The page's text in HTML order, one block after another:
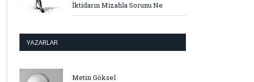
İktidarın Mizahla Sorunu Ne
YAZARLAR
Metin Göksel